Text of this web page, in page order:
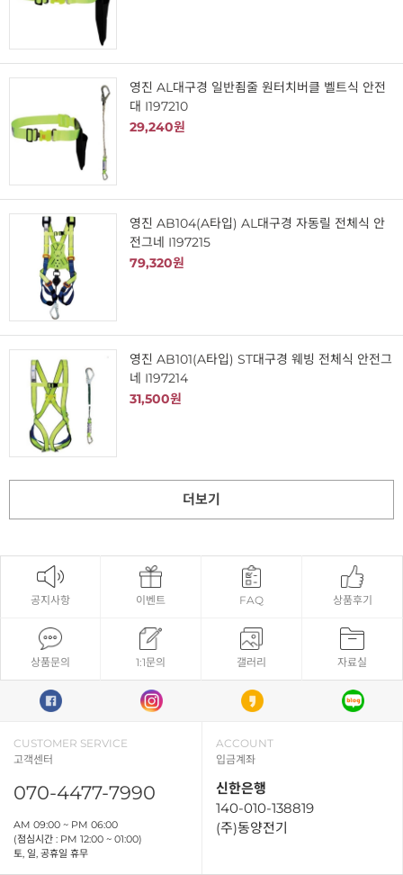
영진 AL대구경 일반죔줄 원터치버클 벨트식 안전
대 I197210
29,240원
영진 AB104(A타입) AL대구경 자동릴 전체식 안
전그네 I197215
79,320원
영진 AB101(A타입) ST대구경 웨빙 전체식 안전그
네 I197214
31,500원
더보기
공지사항 이벤트 FAQ 상품후기
상품문의 1:1문의 갤러리 자료실
CUSTOMER SERVICE
고객센터
070-4477-7990
AM 09:00 ~ PM 06:00
(점심시간 : PM 12:00 ~ 01:00)
토, 일, 공휴일 휴무
ACCOUNT
입금계좌
신한은행
140-010-138819
(주)동양전기